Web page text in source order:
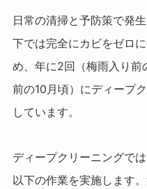
日常の清掃と予防策で発
下では完全にカビをゼロ
め、年に2回（梅雨入り
前の10月頃）にディープ
しています。
ディープクリーニングで
以下の作業を実施します